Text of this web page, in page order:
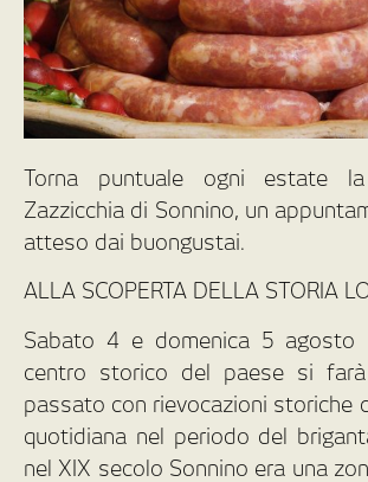
Torna puntuale ogni estate
Zazzicchia di Sonnino, un
atteso dai buongustai.
ALLA SCOPERTA DELLA STORIA
Sabato 4 e domenica 5 agosto
centro storico del paese si
passato con rievocazioni storiche
quotidiana nel periodo del
nel XIX secolo Sonnino era una